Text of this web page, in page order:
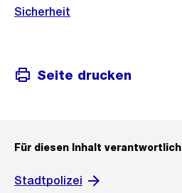
Sicherheit
Seite drucken
Für diesen Inhalt verantwortlich
Stadtpolizei